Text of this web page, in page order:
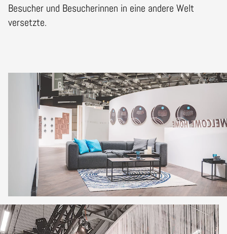
Besucher und Besucherinnen in eine andere Welt
versetzte.